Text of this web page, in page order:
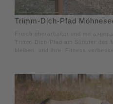
Trimm-Dich-Pfad
Frisch überarbeitet und mit
Trimm-Dich-Pfad am Südufer des
bleiben und ihre Fitness